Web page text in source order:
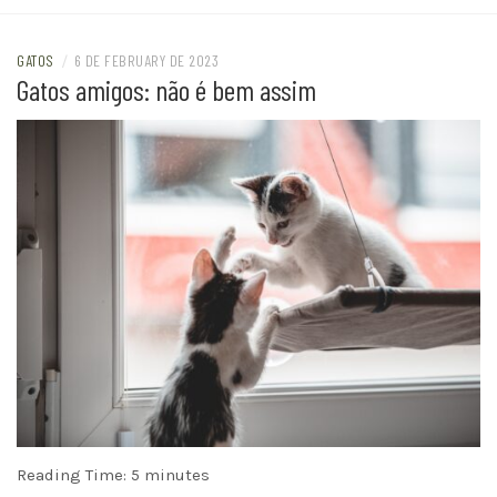
GATOS / 6 DE FEBRUARY DE 2023
Gatos amigos: não é bem assim
Reading Time: 5 minutes